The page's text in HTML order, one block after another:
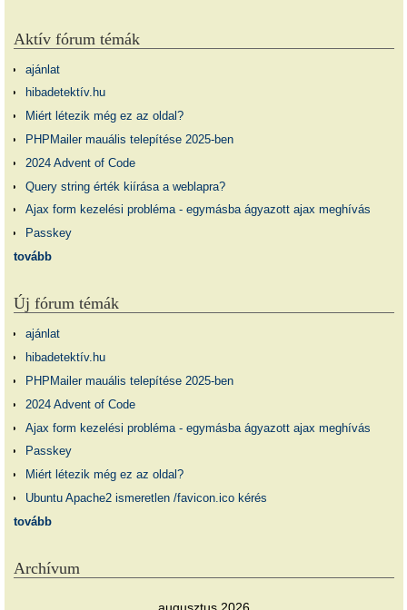
Aktív fórum témák
ajánlat
hibadetektív.hu
Miért létezik még ez az oldal?
PHPMailer mauális telepítése 2025-ben
2024 Advent of Code
Query string érték kiírása a weblapra?
Ajax form kezelési probléma - egymásba ágyazott ajax meghívás
Passkey
tovább
Új fórum témák
ajánlat
hibadetektív.hu
PHPMailer mauális telepítése 2025-ben
2024 Advent of Code
Ajax form kezelési probléma - egymásba ágyazott ajax meghívás
Passkey
Miért létezik még ez az oldal?
Ubuntu Apache2 ismeretlen /favicon.ico kérés
tovább
Archívum
augusztus 2026